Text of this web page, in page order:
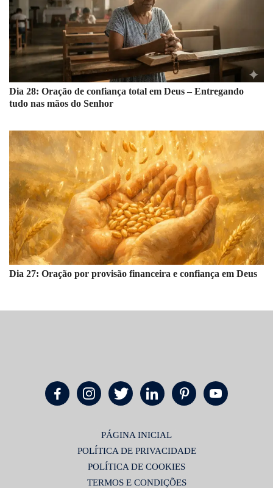
Dia 28: Oração de confiança total em Deus – Entregando
tudo nas mãos do Senhor
Dia 27: Oração por provisão financeira e confiança em Deus
PÁGINA INICIAL
POLÍTICA DE PRIVACIDADE
POLÍTICA DE COOKIES
TERMOS E CONDIÇÕES